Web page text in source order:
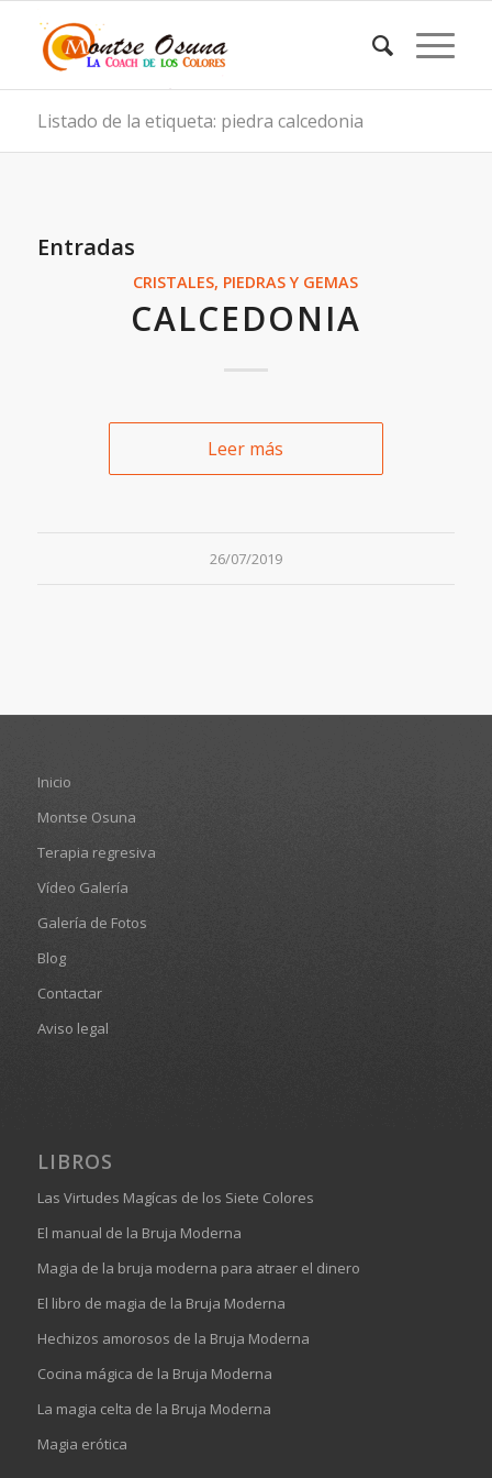
Listado de la etiqueta: piedra calcedonia
Entradas
CRISTALES, PIEDRAS Y GEMAS
CALCEDONIA
Leer más
26/07/2019
Inicio
Montse Osuna
Terapia regresiva
Vídeo Galería
Galería de Fotos
Blog
Contactar
Aviso legal
LIBROS
Las Virtudes Magícas de los Siete Colores
El manual de la Bruja Moderna
Magia de la bruja moderna para atraer el dinero
El libro de magia de la Bruja Moderna
Hechizos amorosos de la Bruja Moderna
Cocina mágica de la Bruja Moderna
La magia celta de la Bruja Moderna
Magia erótica